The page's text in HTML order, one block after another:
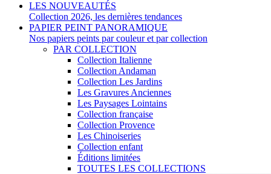
LES NOUVEAUTÉS
Collection 2026, les dernières tendances
PAPIER PEINT PANORAMIQUE
Nos papiers peints par couleur et par collection
PAR COLLECTION
Collection Italienne
Collection Andaman
Collection Les Jardins
Les Gravures Anciennes
Les Paysages Lointains
Collection française
Collection Provence
Les Chinoiseries
Collection enfant
Éditions limitées
TOUTES LES COLLECTIONS